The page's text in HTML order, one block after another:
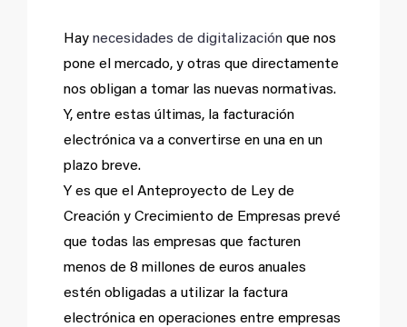
Hay necesidades de digitalización que nos
pone el mercado, y otras que directamente
nos obligan a tomar las nuevas normativas.
Y, entre estas últimas, la facturación
electrónica va a convertirse en una en un
plazo breve.
Y es que el Anteproyecto de Ley de
Creación y Crecimiento de Empresas prevé
que todas las empresas que facturen
menos de 8 millones de euros anuales
estén obligadas a utilizar la factura
electrónica en operaciones entre empresas